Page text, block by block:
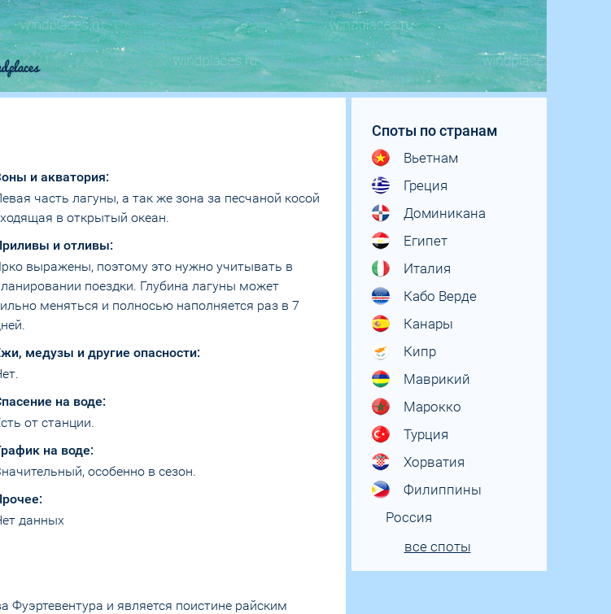
и акватория:
часть лагуны, а так же зона за песчаной косой
в открытый океан.
и отливы:
выражены, поэтому это нужно учитывать в
поездки. Глубина лагуны может
меняться и полносью наполняется раз в 7
медузы и другие опасности:
на воде:
от станции.
на воде:
особенно в сезон.
данных
и является поистине райским
Споты по странам
Вьетнам
Греция
Доминикана
Египет
Италия
Кабо Верде
Канары
Кипр
Маврикий
Марокко
Турция
Хорватия
Филиппины
Россия
все споты